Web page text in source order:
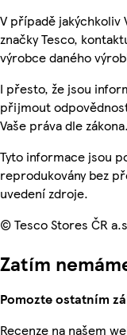
V případě jakýchkoliv
značky Tesco,
výrobce daného
I přesto, že jsou
přijmout
Vaše práva dle zákona.
Tyto informace jsou
reprodukovány bez
uvedení zdroje.
© Tesco Stores ČR
Zatím
Pomozte ostatním
Recenze na našem